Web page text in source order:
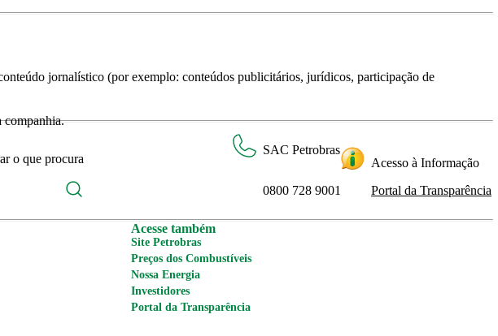
jornalístico (por exemplo: conteúdos publicitários, jurídicos, participação de
companhia.
o que procura
SAC Petrobras
0800 728 9001
Acesso à Informação
Portal da Transparência
Acesse também
Site Petrobras
Preços dos Combustíveis
Nossa Energia
Investidores
Portal da Transparência